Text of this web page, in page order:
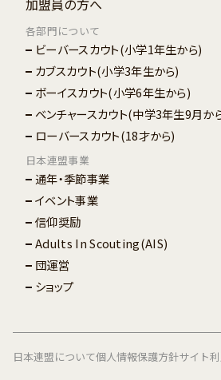
各部門について
ビーバースカウト(小学1年生から)
カブスカウト(小学3年生から)
ボーイスカウト(小学6年生から)
ベンチャースカウト(中学3年生9月か
ローバースカウト(18才から)
日本連盟事業
通年・季節事業
イベント事業
信仰奨励
Adults In Scouting(AIS)
団運営
ショップ
日本連盟について個人情報保護方針サイト